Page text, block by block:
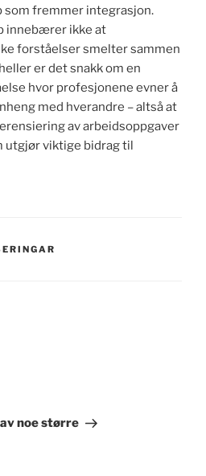
som fremmer integrasjon.
innebærer ikke at
forståelser smelter sammen
er det snakk om en
hvor profesjonene evner å
med hverandre – altså at
av arbeidsoppgaver
utgjør viktige bidrag til
noe større